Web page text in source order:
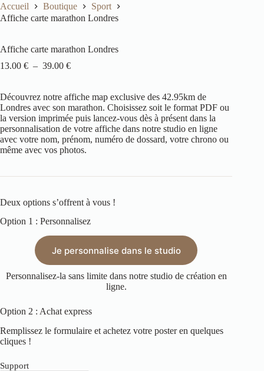
Accueil Boutique
Sport
Affiche carte marathon Londres
Affiche carte marathon Londres
13.00 € – 39.00 €
Découvrez notre affiche map exclusive des 42.95km de
Londres avec son marathon. Choisissez soit le format PDF ou
la version imprimée puis lancez-vous dès à présent dans la
personnalisation de votre affiche dans notre studio en ligne
avec votre nom, prénom, numéro de dossard, votre chrono ou
même avec vos photos.
Deux options s’offrent à vous !
Option 1 : Personnalisez
Je personnalise dans le studio
Personnalisez-la sans limite dans notre studio de création en
ligne.
Option 2 : Achat express
Remplissez le formulaire et achetez votre poster en quelques
cliques !
Support